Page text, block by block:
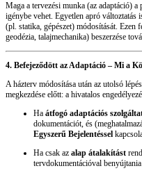
Maga a tervezési munka (az adaptáció)
igénybe vehet. Egyetlen apró változtatás
(pl. statika, gépészet) módosítását.
geodézia, talajmechanika) beszerzése
4. Befejeződött az Adaptáció – Mi a
A házterv módosítása után az utolsó
megkezdése előtt: a hivatalos
Ha átfogó adaptációs
dokumentációt, és
Egyszerű Bejelentéssel
Ha csak az alap átalakítást
tervdokumentációval benyújtania